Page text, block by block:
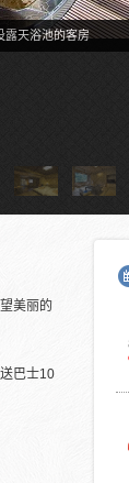
露天浴池的客房
美丽的
巴士10